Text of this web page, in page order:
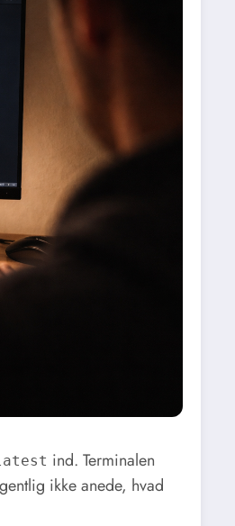
ind. Terminalen
ikke anede, hvad